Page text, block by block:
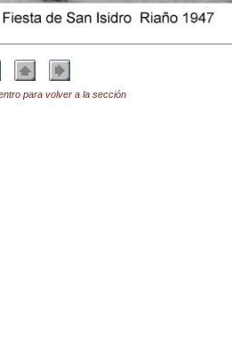
para volver a la sección